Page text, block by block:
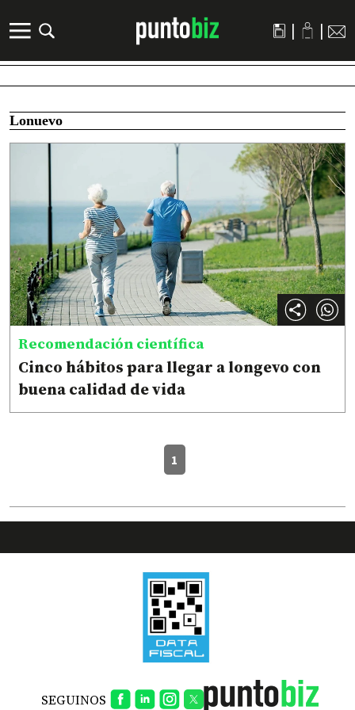
| |
Lonuevo
Recomendación científica
Cinco hábitos para llegar a longevo con
buena calidad de vida
1
SEGUINOS